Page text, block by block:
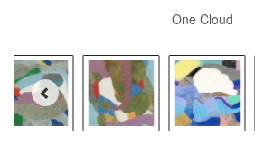
One Cloud